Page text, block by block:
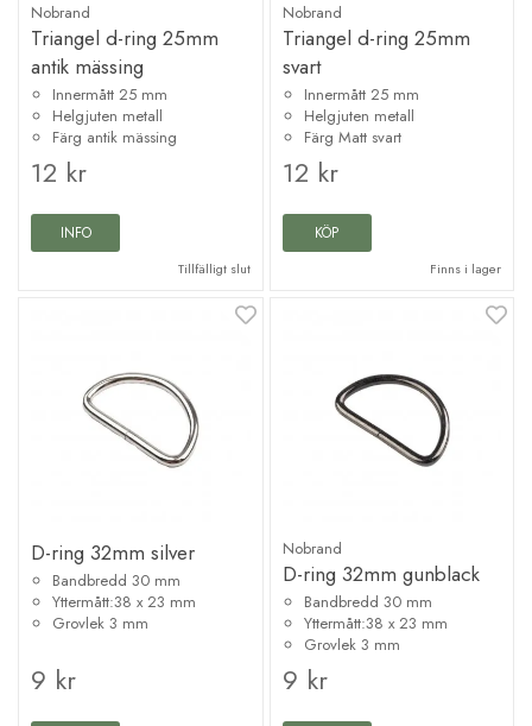
Nobrand
Triangel d-ring 25mm
antik mässing
Innermått 25 mm
Helgjuten metall
Färg antik mässing
12 kr
INFO
Tillfälligt slut
Nobrand
Triangel d-ring 25mm
svart
Innermått 25 mm
Helgjuten metall
Färg Matt svart
12 kr
KÖP
Finns i lager
D-ring 32mm silver
Bandbredd 30 mm
Yttermått:38 x 23 mm
Grovlek 3 mm
9 kr
Nobrand
D-ring 32mm gunblack
Bandbredd 30 mm
Yttermått:38 x 23 mm
Grovlek 3 mm
9 kr